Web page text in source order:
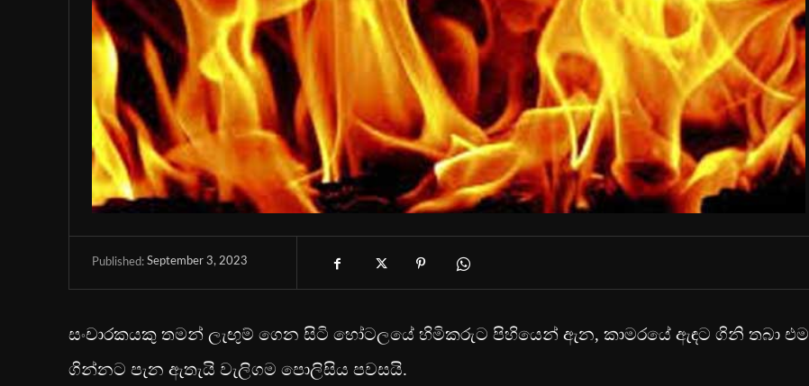
Published: September 3, 2023
සංචාරකයකු තමන් ලැඟුම් ගෙන සිටි හෝටලයේ හිමිකරුට පිහියෙන් ඇන, කාමරයේ ඇඳට ගිනි තබා එම
ගින්නට පැන ඇතැයි වැලිගම පොලිසිය පවසයි.